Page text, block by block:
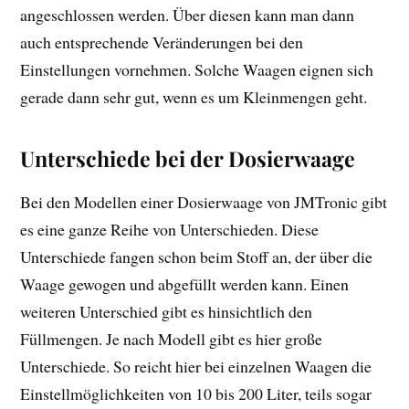
angeschlossen werden. Über diesen kann man dann
auch entsprechende Veränderungen bei den
Einstellungen vornehmen. Solche Waagen eignen sich
gerade dann sehr gut, wenn es um Kleinmengen geht.
Unterschiede bei der Dosierwaage
Bei den Modellen einer Dosierwaage von JMTronic gibt
es eine ganze Reihe von Unterschieden. Diese
Unterschiede fangen schon beim Stoff an, der über die
Waage gewogen und abgefüllt werden kann. Einen
weiteren Unterschied gibt es hinsichtlich den
Füllmengen. Je nach Modell gibt es hier große
Unterschiede. So reicht hier bei einzelnen Waagen die
Einstellmöglichkeiten von 10 bis 200 Liter, teils sogar